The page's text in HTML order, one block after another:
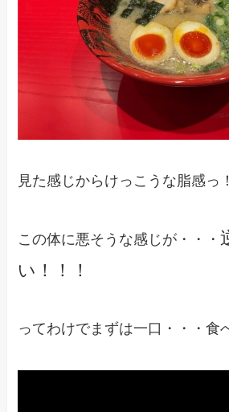
見た感じからけっこうな脂感っ
この体に悪そうな感じが・・・
い！！！
ってわけでまずは一口・・・食